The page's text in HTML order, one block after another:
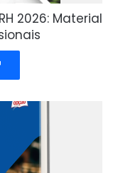
2026: Material